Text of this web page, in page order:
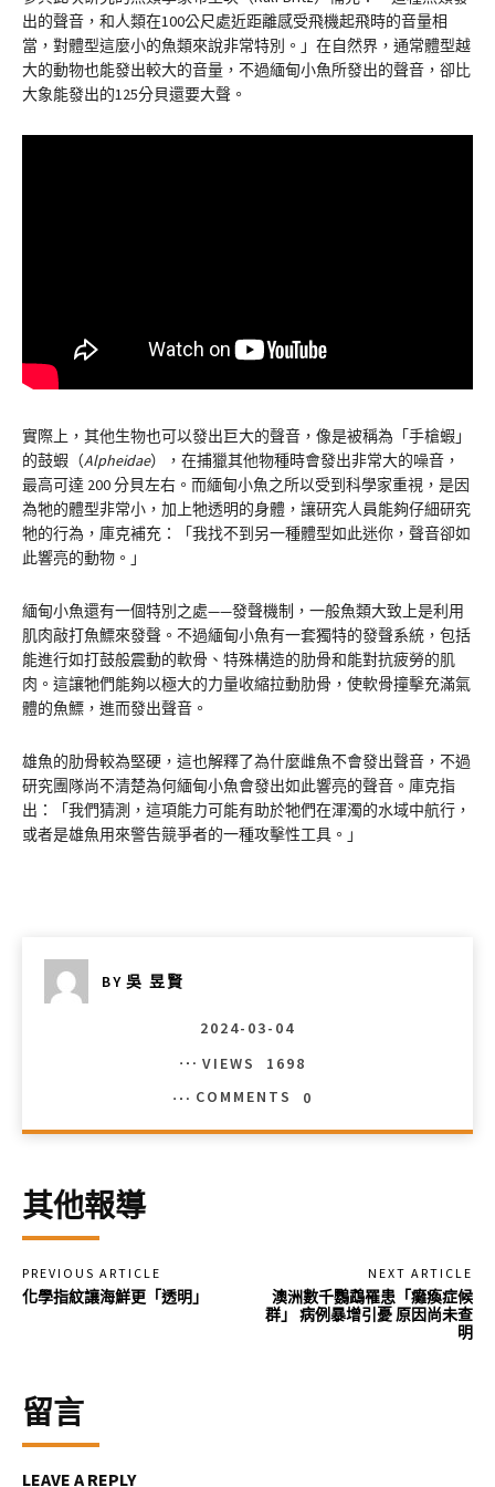
出的聲音，和人類在100公尺處近距離感受飛機起飛時的音量相
當，對體型這麼小的魚類來說非常特別。」在自然界，通常體型越
大的動物也能發出較大的音量，不過緬甸小魚所發出的聲音，卻比
大象能發出的125分貝還要大聲。
實際上，其他生物也可以發出巨大的聲音，像是被稱為「手槍蝦」
的鼓蝦（Alpheidae），在捕獵其他物種時會發出非常大的噪音，
最高可達 200 分貝左右。而緬甸小魚之所以受到科學家重視，是因
為牠的體型非常小，加上牠透明的身體，讓研究人員能夠仔細研究
牠的行為，庫克補充：「我找不到另一種體型如此迷你，聲音卻如
此響亮的動物。」
緬甸小魚還有一個特別之處——發聲機制，一般魚類大致上是利用
肌肉敲打魚鰾來發聲。不過緬甸小魚有一套獨特的發聲系統，包括
能進行如打鼓般震動的軟骨、特殊構造的肋骨和能對抗疲勞的肌
肉。這讓牠們能夠以極大的力量收縮拉動肋骨，使軟骨撞擊充滿氣
體的魚鰾，進而發出聲音。
雄魚的肋骨較為堅硬，這也解釋了為什麼雌魚不會發出聲音，不過
研究團隊尚不清楚為何緬甸小魚會發出如此響亮的聲音。庫克指
出：「我們猜測，這項能力可能有助於牠們在渾濁的水域中航行，
或者是雄魚用來警告競爭者的一種攻擊性工具。」
BY 吳 昱賢
2024-03-04
VIEWS
1698
COMMENTS
0
其他報導
PREVIOUS ARTICLE
化學指紋讓海鮮更「透明」
NEXT ARTICLE
澳洲數千鸚鵡罹患「癱瘓症候
群」 病例暴增引憂 原因尚未查
明
留言
LEAVE A REPLY